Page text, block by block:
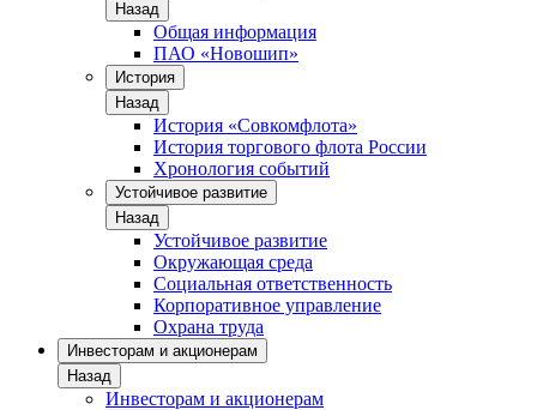
Назад
Общая информация
ПАО «Новошип»
История
Назад
История «Совкомфлота»
История торгового флота России
Хронология событий
Устойчивое развитие
Назад
Устойчивое развитие
Окружающая среда
Социальная ответственность
Корпоративное управление
Охрана труда
Инвесторам и акционерам
Назад
Инвесторам и акционерам